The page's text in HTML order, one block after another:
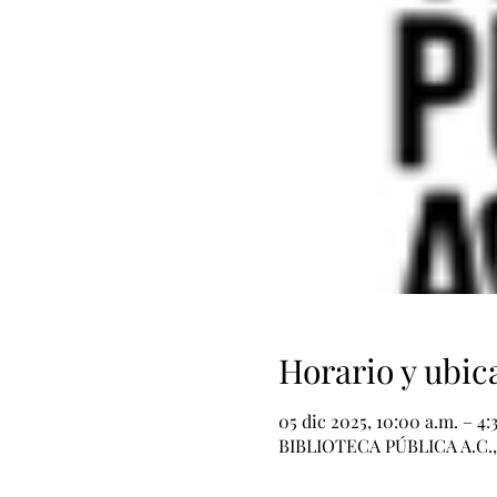
Horario y
05 dic 2025, 10:00 a.m. –
BIBLIOTECA PÚBLICA